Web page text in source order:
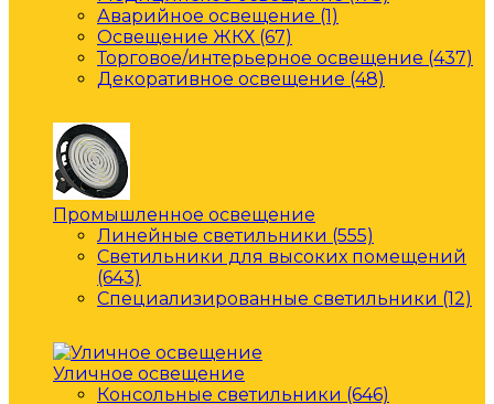
Аварийное освещение (1)
Освещение ЖКХ (67)
Торговое/интерьерное освещение (437)
Декоративное освещение (48)
Промышленное освещение
Линейные светильники (555)
Светильники для высоких помещений
(643)
Специализированные светильники (12)
Уличное освещение
Консольные светильники (646)